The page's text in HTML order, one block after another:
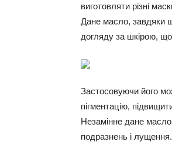
виготовляти різні
Дане масло, завдяки
догляду за шкірою,
Застосовуючи його
пігментацію,
Незамінне дане масло
подразнень і